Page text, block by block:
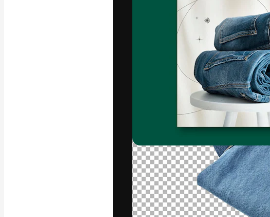
Креативная платформа для
ваших лучших работ. Более 1
подписчиков среди креаторов,
предприятий, агентств и
Pусский